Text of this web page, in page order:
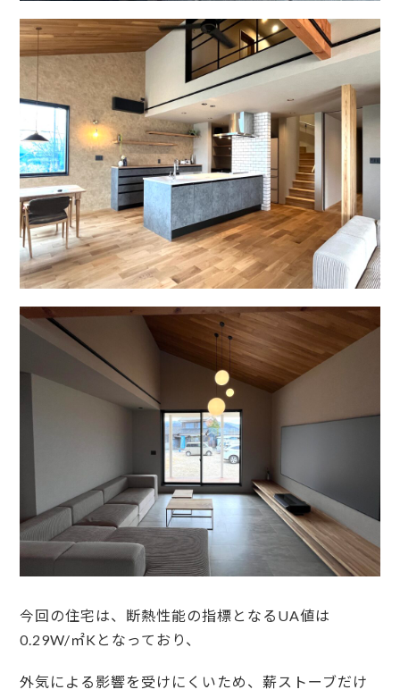
今回の住宅は、断熱性能の指標となるUA値は
0.29W/㎡Kとなっており、
外気による影響を受けにくいため、薪ストーブだけ